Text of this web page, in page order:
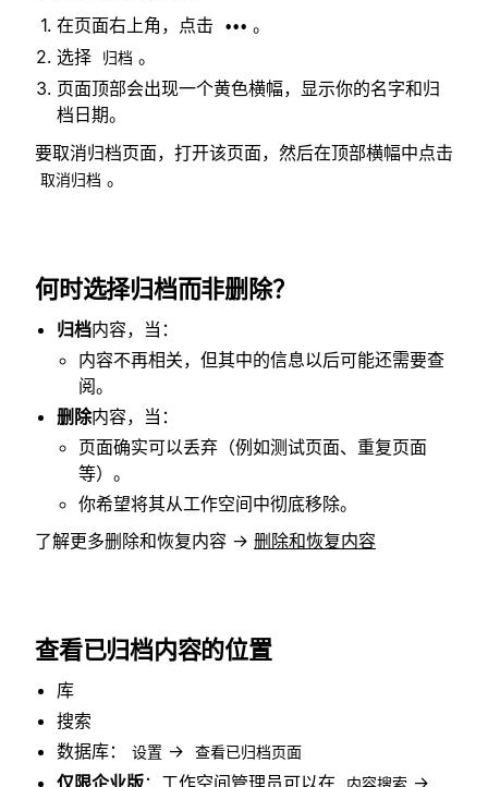
在页面右上角，点击
••• 。
选择
归档 。
页面顶部会出现一个黄色横幅，显示你的名字和归
档日期。
要取消归档页面，打开该页面，然后在顶部横幅中点击
取消归档 。
何时选择归档而非删除？
归档内容，当：
内容不再相关，但其中的信息以后可能还需要查
阅。
删除内容，当：
页面确实可以丢弃（例如测试页面、重复页面
等）。
你希望将其从工作空间中彻底移除。
了解更多删除和恢复内容 → 删除和恢复内容
查看已归档内容的位置
库
搜索
数据库：
设置 → 查看已归档页面
仅限企业版：工作空间管理员可以在 内容搜索 →